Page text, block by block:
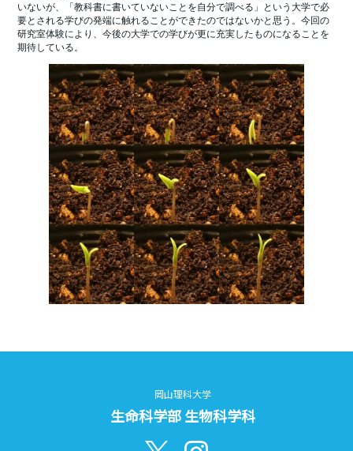
いないが、「教科書に書いていないことを自分で調べる」という大学で必
要とされる学びの発端に触れることができたのではないかと思う。今回の
研究室体験により、今後の大学での学びが更に充実したものになることを
期待している。
岡山理科大学
生命科学部 生物科学科